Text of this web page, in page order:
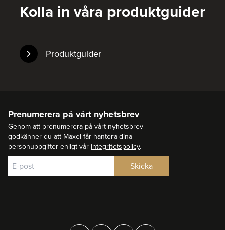
Kolla in våra produktguider
Produktguider
Prenumerera på vårt nyhetsbrev
Genom att prenumerera på vårt nyhetsbrev
godkänner du att Maxel får hantera dina
personuppgifter enligt vår integritetspolicy.